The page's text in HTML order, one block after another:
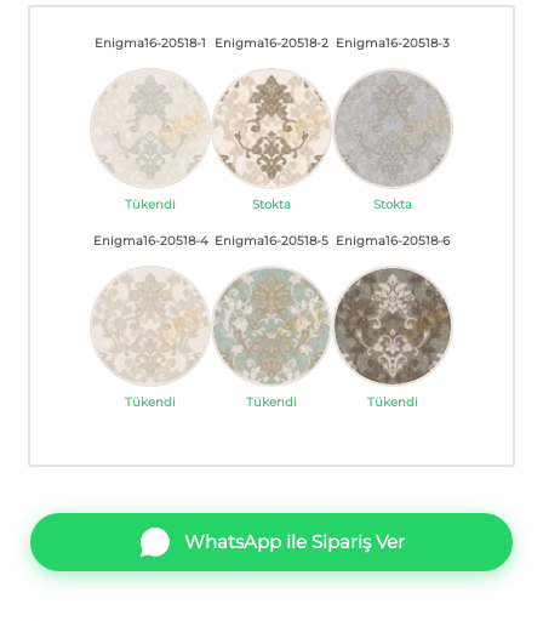
Enigma16-20518-1
Tükendi
Enigma16-20518-2
Stokta
Enigma16-20518-3
Stokta
Enigma16-20518-4
Tükendi
Enigma16-20518-5
Tükendi
Enigma16-20518-6
Tükendi
WhatsApp ile Sipariş Ver